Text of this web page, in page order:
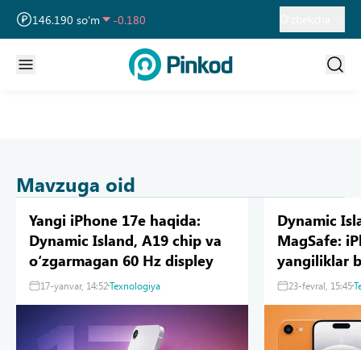
146.190 so‘m
-0.180
11 915.640 so‘m
28.920
Mavzuga oid
Yangi iPhone 17e haqida:
Dynamic Island, A19 chip va
oʻzgarmagan 60 Hz displey
17-yanvar, 14:52Texnologiya
Dynamic
MagSafe:
yangiliklar
23-fevral, 15:45